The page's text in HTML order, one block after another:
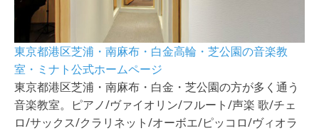
東京都港区芝浦・南麻布・白金高輪・芝公園の音楽教
室・ミナト公式ホームページ
東京都港区芝浦・南麻布・白金・芝公園の方が多く通う
音楽教室。ピアノ/ヴァイオリン/フルート/声楽 歌/チェ
ロ/サックス/クラリネット/オーボエ/ピッコロ/ヴィオラ